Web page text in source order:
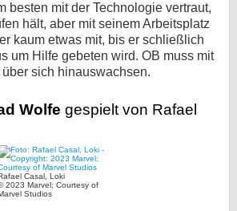
besten mit der Technologie vertraut,
hält, aber mit seinem Arbeitsplatz
kaum etwas mit, bis er schließlich
um Hilfe gebeten wird. OB muss mit
sich hinauswachsen.
Wolfe gespielt von Rafael
Casal, Loki
2023 Marvel; Courtesy of
Studios